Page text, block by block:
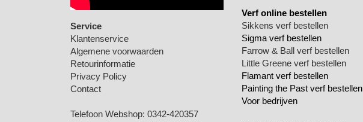
Service
Klantenservice
Algemene voorwaarden
Retourinformatie
Privacy Policy
Contact
Telefoon Webshop: 0342-420357
Verf online bestellen
Sikkens verf bestellen
Sigma verf bestellen
Farrow & Ball verf bestellen
Little Greene verf bestellen
Flamant verf bestellen
Painting the Past verf bestellen
Voor bedrijven